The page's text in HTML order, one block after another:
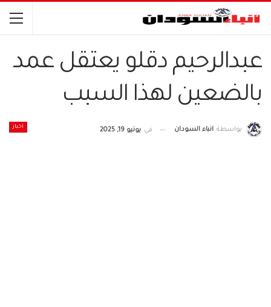
عبدالرحيم دقلو يعتقل عمد
بالضعين لهذا السبب
اخبار بواسطة انباء السودان في يونيو 19, 2025